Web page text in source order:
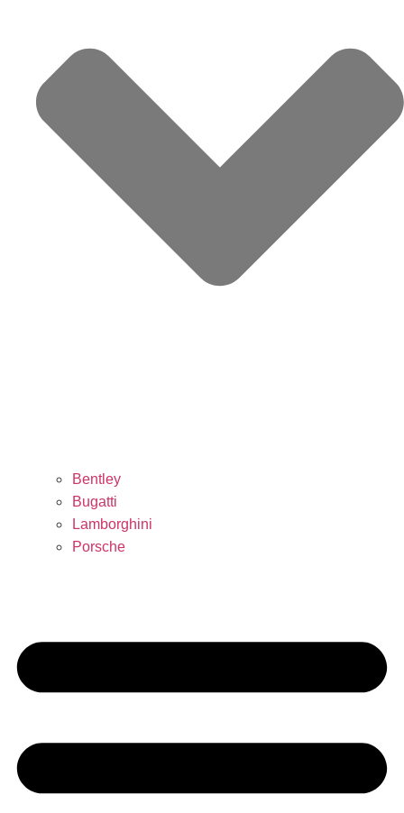
Bentley
Bugatti
Lamborghini
Porsche